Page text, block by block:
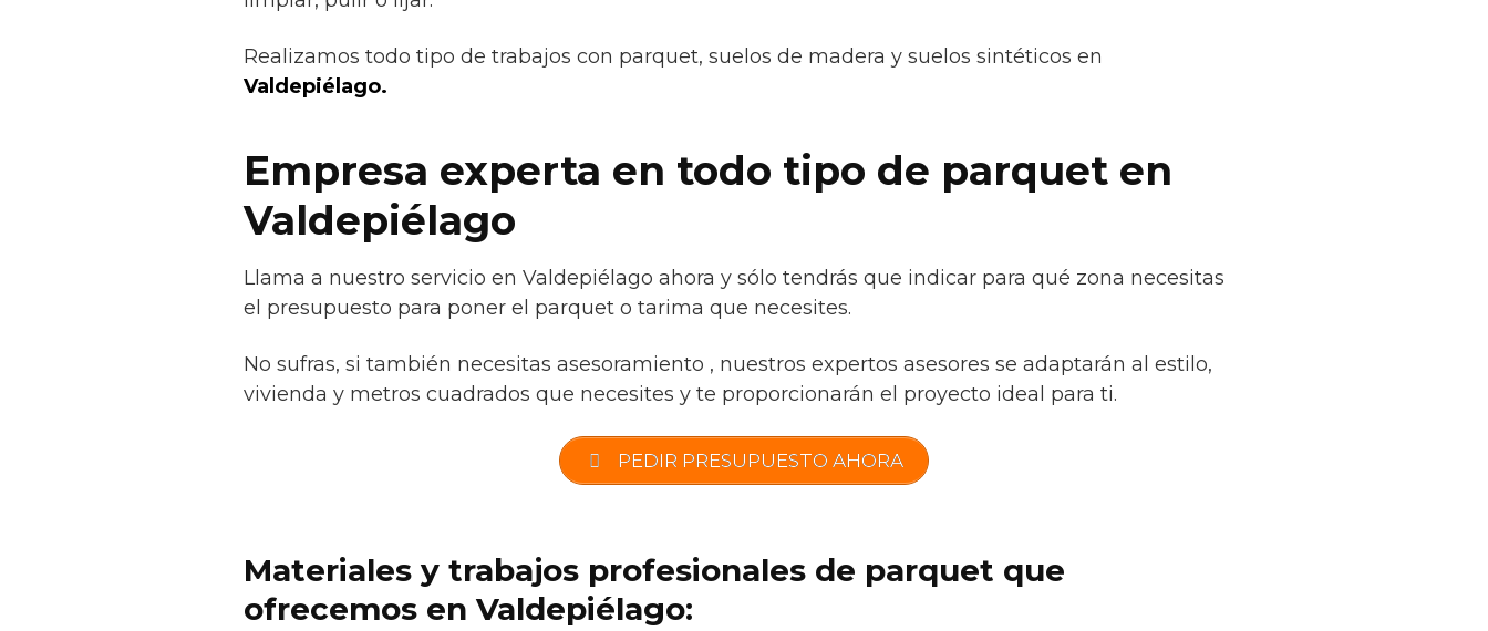
Realizamos todo tipo de trabajos con parquet, suelos de madera y suelos sintéticos en
Valdepiélago.
Empresa experta en todo tipo de parquet en
Valdepiélago
Llama a nuestro servicio en Valdepiélago ahora y sólo tendrás que indicar para qué zona necesitas
el presupuesto para poner el parquet o tarima que necesites.
No sufras, si también necesitas asesoramiento , nuestros expertos asesores se adaptarán al estilo,
vivienda y metros cuadrados que necesites y te proporcionarán el proyecto ideal para ti.
PEDIR PRESUPUESTO AHORA
Materiales y trabajos profesionales de parquet que
ofrecemos en Valdepiélago: